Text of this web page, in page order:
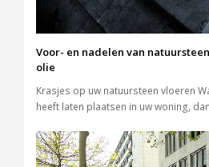
Voor- en nadelen van
olie
Krasjes op uw natuursteen vloeren
heeft laten plaatsen in uw woning,